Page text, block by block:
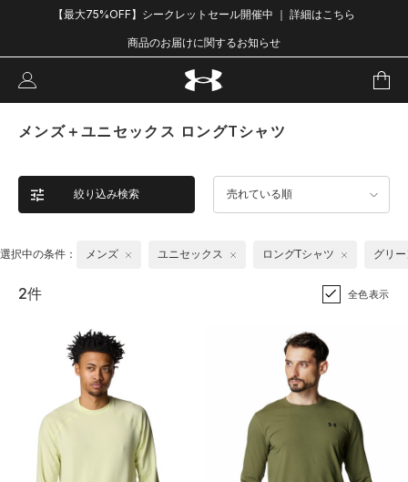
【最大75%OFF】シークレットセール開催中 ｜ 詳細はこちら
商品のお届けに関するお知らせ
メンズ＋ユニセックス ロングTシャツ
絞り込み検索 売れている順
選択中の条件： メンズ ユニセックス ロングTシャツ グリ
2件 全色表示